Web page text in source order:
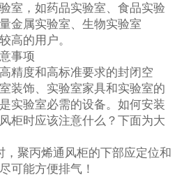
室，如药品实验室、食品实验
金属实验室、生物实验室
高的用户。
事项
精度和高标准要求的封闭空
装饰、实验室家具和实验室的
实验室必需的设备。如何安装
柜时应该注意什么？下面为大
，聚丙烯通风柜的下部应定位和
可能方便排气！